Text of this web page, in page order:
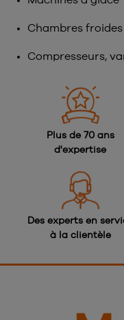
Chambres froides
Compresseurs,
Plus de 70 ans
d'expertise
Des experts en
à la clientèle